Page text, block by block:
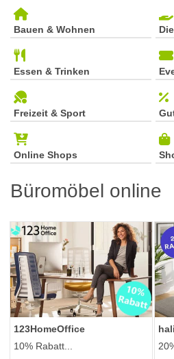
Bauen & Wohnen
Essen & Trinken
Freizeit & Sport
Online Shops
Büromöbel online
123HomeOffice
10% Rabatt...